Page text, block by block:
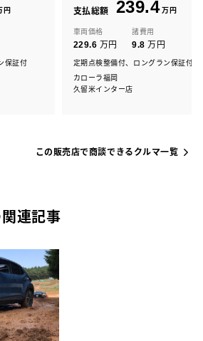
円
保証付
支払総額 239.4万円
車両価格
229.6 万円
諸費用
9.8 万円
定期点検整備付、ロングラン保証付
カローラ福岡
久留米インター店
この販売店で商談できるクルマ一覧
連記事